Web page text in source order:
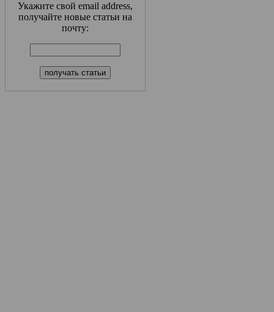
Укажите свой email address,
получайте новые статьи на
почту: